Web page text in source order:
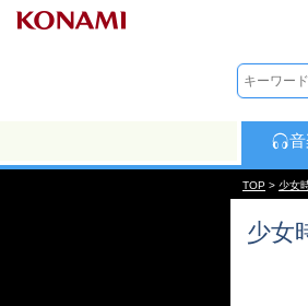
TOP > 少女
少女